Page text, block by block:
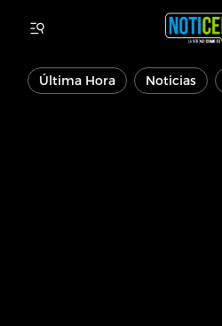
Última Hora Noticias